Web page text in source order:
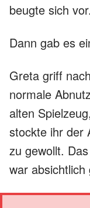
beugte sich vor.
Dann gab es
Greta griff
normale
alten
stockte ihr der
zu gewollt.
war